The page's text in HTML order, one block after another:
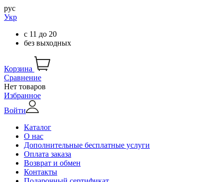
рус
Укр
с 11 до 20
без выходных
Корзина
Сравнение
Нет товаров
Избранное
Войти
Каталог
О нас
Дополнительные бесплатные услуги
Оплата заказа
Возврат и обмен
Контакты